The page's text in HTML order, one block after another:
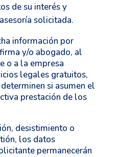
de su interés y
solicitada.
información por
y/o abogado, al
o a la empresa
legales gratuitos,
si asumen el
prestación de los
desistimiento o
los datos
permanecerán